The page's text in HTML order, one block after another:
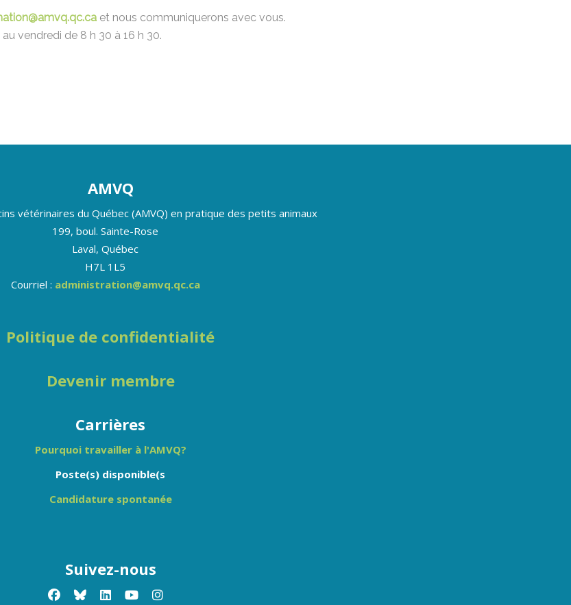
et nous communiquerons avec vous.
vendredi de 8 h 30 à 16 h 30.
AMVQ
vétérinaires du Québec (AMVQ) en pratique des petits animaux
199, boul. Sainte-Rose
Laval, Québec
H7L 1L5
Courriel : administration@amvq.qc.ca
Politique de confidentialité
Devenir membre
Carrières
Pourquoi travailler à l'AMVQ?
Poste(s) disponible(s
Candidature spontanée
Suivez-nous
facebookx-twitterlinkedinyoutubeinstagram